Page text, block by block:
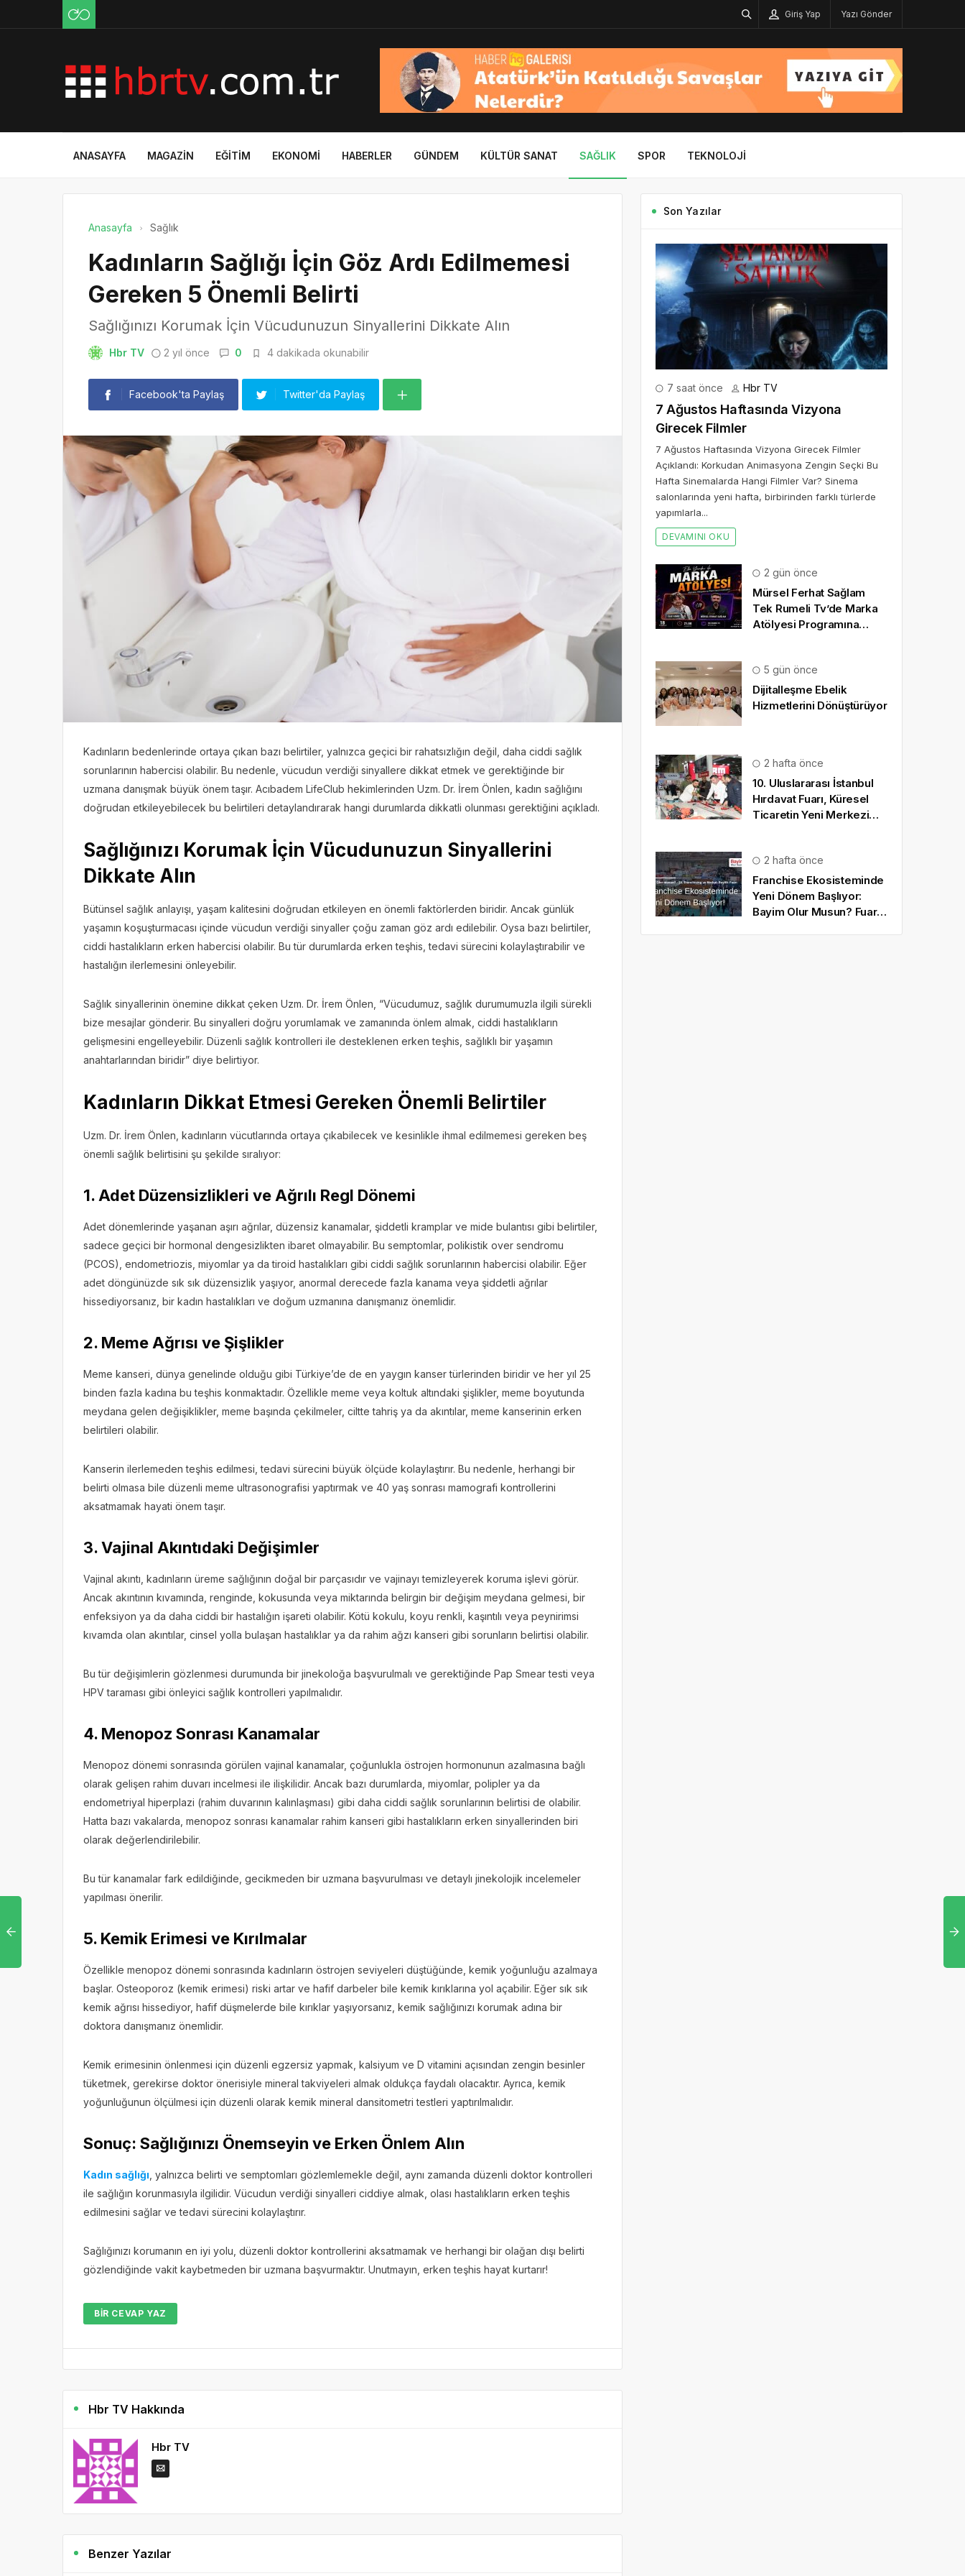
Giriş Yap Yazı Gönder
ANASAYFA MAGAZIN EĞITIM EKONOMI HABERLER GÜNDEM KÜLTÜR SANAT SAĞLIK SPOR TEKNOLOJI
Anasayfa Sağlık
Kadınların Sağlığı İçin Göz Ardı Edilmemesi
Gereken 5 Önemli Belirti
Sağlığınızı Korumak İçin Vücudunuzun Sinyallerini Dikkate Alın
Hbr TV 2 yıl önce 0 4 dakikada okunabilir
Facebook'ta Paylaş Twitter'da Paylaş
Kadınların bedenlerinde ortaya çıkan bazı belirtiler, yalnızca geçici bir rahatsızlığın değil, daha ciddi sağlık
sorunlarının habercisi olabilir. Bu nedenle, vücudun verdiği sinyallere dikkat etmek ve gerektiğinde bir
uzmana danışmak büyük önem taşır. Acıbadem LifeClub hekimlerinden Uzm. Dr. İrem Önlen, kadın sağlığını
doğrudan etkileyebilecek bu belirtileri detaylandırarak hangi durumlarda dikkatli olunması gerektiğini açıkladı.
Sağlığınızı Korumak İçin Vücudunuzun Sinyallerini
Dikkate Alın
Bütünsel sağlık anlayışı, yaşam kalitesini doğrudan etkileyen en önemli faktörlerden biridir. Ancak günlük
yaşamın koşuşturmacası içinde vücudun verdiği sinyaller çoğu zaman göz ardı edilebilir. Oysa bazı belirtiler,
ciddi hastalıkların erken habercisi olabilir. Bu tür durumlarda erken teşhis, tedavi sürecini kolaylaştırabilir ve
hastalığın ilerlemesini önleyebilir.
Sağlık sinyallerinin önemine dikkat çeken Uzm. Dr. İrem Önlen, “Vücudumuz, sağlık durumumuzla ilgili sürekli
bize mesajlar gönderir. Bu sinyalleri doğru yorumlamak ve zamanında önlem almak, ciddi hastalıkların
gelişmesini engelleyebilir. Düzenli sağlık kontrolleri ile desteklenen erken teşhis, sağlıklı bir yaşamın
anahtarlarından biridir” diye belirtiyor.
Kadınların Dikkat Etmesi Gereken Önemli Belirtiler
Uzm. Dr. İrem Önlen, kadınların vücutlarında ortaya çıkabilecek ve kesinlikle ihmal edilmemesi gereken beş
önemli sağlık belirtisini şu şekilde sıralıyor:
1. Adet Düzensizlikleri ve Ağrılı Regl Dönemi
Adet dönemlerinde yaşanan aşırı ağrılar, düzensiz kanamalar, şiddetli kramplar ve mide bulantısı gibi belirtiler,
sadece geçici bir hormonal dengesizlikten ibaret olmayabilir. Bu semptomlar, polikistik over sendromu
(PCOS), endometriozis, miyomlar ya da tiroid hastalıkları gibi ciddi sağlık sorunlarının habercisi olabilir. Eğer
adet döngünüzde sık sık düzensizlik yaşıyor, anormal derecede fazla kanama veya şiddetli ağrılar
hissediyorsanız, bir kadın hastalıkları ve doğum uzmanına danışmanız önemlidir.
2. Meme Ağrısı ve Şişlikler
Meme kanseri, dünya genelinde olduğu gibi Türkiye’de de en yaygın kanser türlerinden biridir ve her yıl 25
binden fazla kadına bu teşhis konmaktadır. Özellikle meme veya koltuk altındaki şişlikler, meme boyutunda
meydana gelen değişiklikler, meme başında çekilmeler, ciltte tahriş ya da akıntılar, meme kanserinin erken
belirtileri olabilir.
Kanserin ilerlemeden teşhis edilmesi, tedavi sürecini büyük ölçüde kolaylaştırır. Bu nedenle, herhangi bir
belirti olmasa bile düzenli meme ultrasonografisi yaptırmak ve 40 yaş sonrası mamografi kontrollerini
aksatmamak hayati önem taşır.
3. Vajinal Akıntıdaki Değişimler
Vajinal akıntı, kadınların üreme sağlığının doğal bir parçasıdır ve vajinayı temizleyerek koruma işlevi görür.
Ancak akıntının kıvamında, renginde, kokusunda veya miktarında belirgin bir değişim meydana gelmesi, bir
enfeksiyon ya da daha ciddi bir hastalığın işareti olabilir. Kötü kokulu, koyu renkli, kaşıntılı veya peynirimsi
kıvamda olan akıntılar, cinsel yolla bulaşan hastalıklar ya da rahim ağzı kanseri gibi sorunların belirtisi olabilir.
Bu tür değişimlerin gözlenmesi durumunda bir jinekoloğa başvurulmalı ve gerektiğinde Pap Smear testi veya
HPV taraması gibi önleyici sağlık kontrolleri yapılmalıdır.
4. Menopoz Sonrası Kanamalar
Menopoz dönemi sonrasında görülen vajinal kanamalar, çoğunlukla östrojen hormonunun azalmasına bağlı
olarak gelişen rahim duvarı incelmesi ile ilişkilidir. Ancak bazı durumlarda, miyomlar, polipler ya da
endometriyal hiperplazi (rahim duvarının kalınlaşması) gibi daha ciddi sağlık sorunlarının belirtisi de olabilir.
Hatta bazı vakalarda, menopoz sonrası kanamalar rahim kanseri gibi hastalıkların erken sinyallerinden biri
olarak değerlendirilebilir.
Bu tür kanamalar fark edildiğinde, gecikmeden bir uzmana başvurulması ve detaylı jinekolojik incelemeler
yapılması önerilir.
5. Kemik Erimesi ve Kırılmalar
Özellikle menopoz dönemi sonrasında kadınların östrojen seviyeleri düştüğünde, kemik yoğunluğu azalmaya
başlar. Osteoporoz (kemik erimesi) riski artar ve hafif darbeler bile kemik kırıklarına yol açabilir. Eğer sık sık
kemik ağrısı hissediyor, hafif düşmelerde bile kırıklar yaşıyorsanız, kemik sağlığınızı korumak adına bir
doktora danışmanız önemlidir.
Kemik erimesinin önlenmesi için düzenli egzersiz yapmak, kalsiyum ve D vitamini açısından zengin besinler
tüketmek, gerekirse doktor önerisiyle mineral takviyeleri almak oldukça faydalı olacaktır. Ayrıca, kemik
yoğunluğunun ölçülmesi için düzenli olarak kemik mineral dansitometri testleri yaptırılmalıdır.
Sonuç: Sağlığınızı Önemseyin ve Erken Önlem Alın
Kadın sağlığı , yalnızca belirti ve semptomları gözlemlemekle değil, aynı zamanda düzenli doktor kontrolleri
ile sağlığın korunmasıyla ilgilidir. Vücudun verdiği sinyalleri ciddiye almak, olası hastalıkların erken teşhis
edilmesini sağlar ve tedavi sürecini kolaylaştırır.
Sağlığınızı korumanın en iyi yolu, düzenli doktor kontrollerini aksatmamak ve herhangi bir olağan dışı belirti
gözlendiğinde vakit kaybetmeden bir uzmana başvurmaktır. Unutmayın, erken teşhis hayat kurtarır!
BIR CEVAP YAZ
Hbr TV Hakkında
Hbr TV
Benzer Yazılar
Son Yazılar
7 saat önce Hbr TV
7 Ağustos Haftasında Vizyona
Girecek Filmler
7 Ağustos Haftasında Vizyona Girecek Filmler
Açıklandı: Korkudan Animasyona Zengin Seçki Bu
Hafta Sinemalarda Hangi Filmler Var? Sinema
salonlarında yeni hafta, birbirinden farklı türlerde
yapımlarla...
DEVAMINI OKU
2 gün önce
Mürsel Ferhat Sağlam
Tek Rumeli Tv’de Marka
Atölyesi Programına
5 gün önce
Dijitalleşme Ebelik
Hizmetlerini Dönüştürüyor
2 hafta önce
10. Uluslararası İstanbul
Hırdavat Fuarı, Küresel
Ticaretin Yeni Merkezi
2 hafta önce
Franchise Ekosisteminde
Yeni Dönem Başlıyor:
Bayim Olur Musun? Fuarı